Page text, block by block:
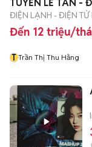
TUYỂN LỄ TÂN -
ĐIỆN LẠNH - ĐIỆN TỬ
Đến 12 triệu/
T Trần Thị Thu Hằng